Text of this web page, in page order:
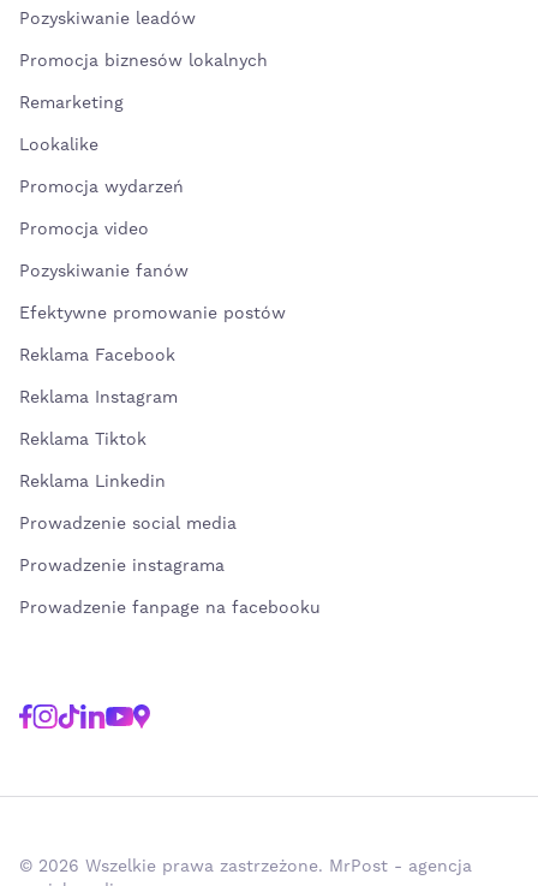
Pozyskiwanie leadów
Promocja biznesów lokalnych
Remarketing
Lookalike
Promocja wydarzeń
Promocja video
Pozyskiwanie fanów
Efektywne promowanie postów
Reklama Facebook
Reklama Instagram
Reklama Tiktok
Reklama Linkedin
Prowadzenie social media
Prowadzenie instagrama
Prowadzenie fanpage na facebooku
© 2026 Wszelkie prawa zastrzeżone. MrPost - agencja